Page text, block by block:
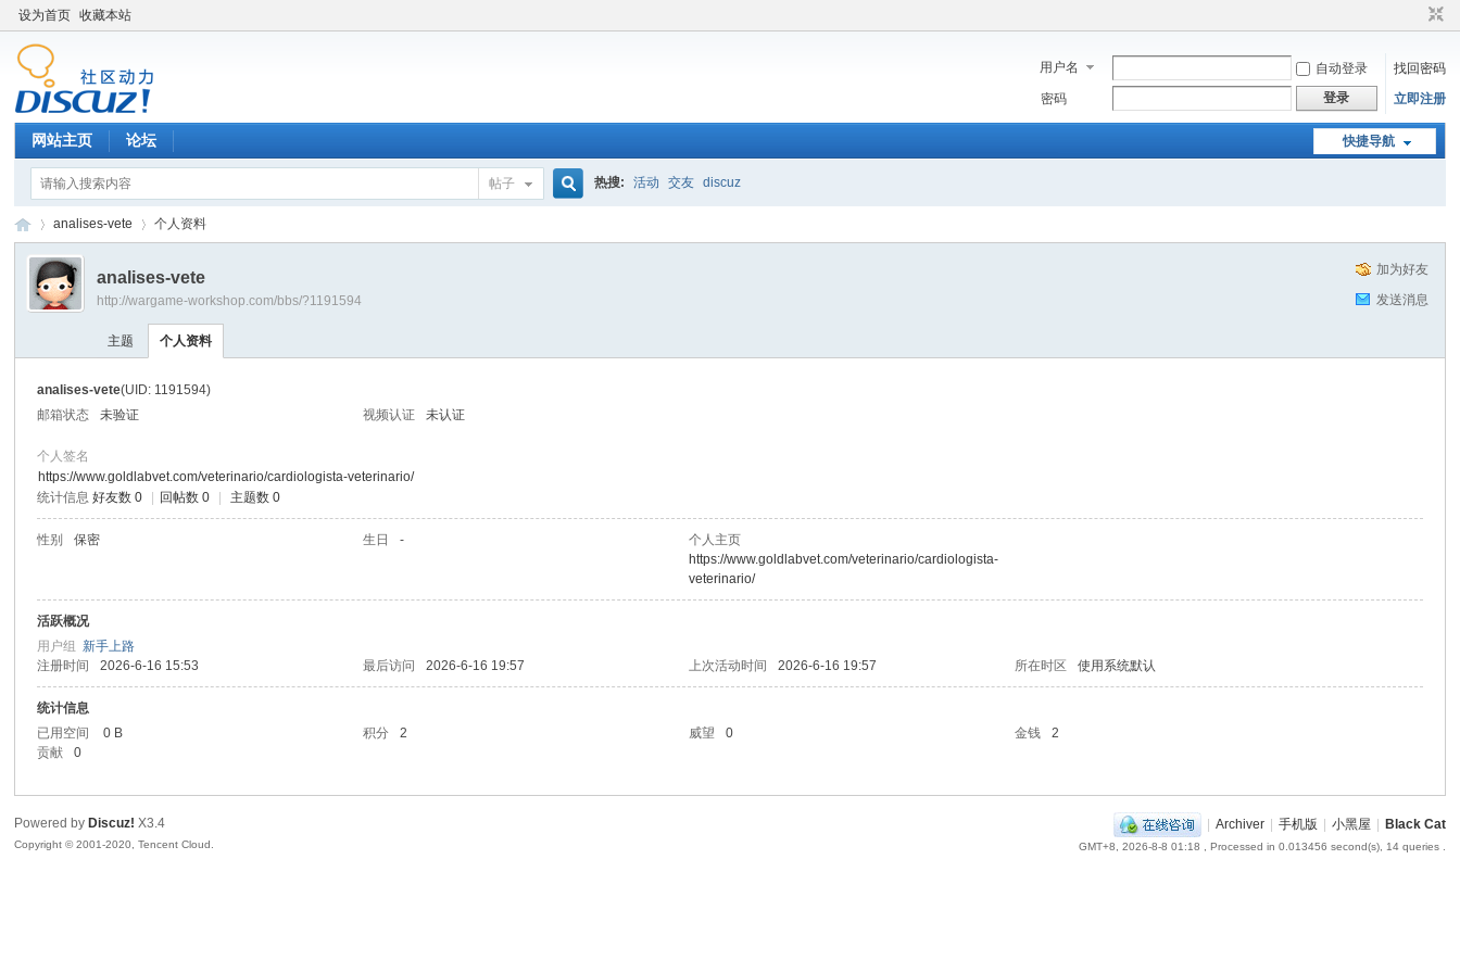
设为首页 收藏本站
用户名 自动登录
找回密码
密码
登录 立即注册
快捷导航
网站主页 论坛
帖子 热搜: 活动 交友 discuz
›
analises-vete 个人资料
加为好友
发送消息
analises-vete
http://wargame-workshop.com/bbs/?1191594
主题 个人资料
analises-vete(UID: 1191594)
邮箱状态
未验证 视频认证 未认证
个人签名
https://www.goldlabvet.com/veterinario/cardiologista-veterinario/
统计信息 好友数 0 回帖数 0 主题数 0
性别 保密 生日 -
个人主页
https://www.goldlabvet.com/veterinario/cardiologista-
veterinario/
活跃概况
用户组新手上路
注册时间
2026-6-16 15:53 最后访问 2026-6-16 19:57 上次活动时间 2026-6-16 19:57 所在时区 使用系统默认
统计信息
已用空间
0 B 积分 2 威望 0 金钱
2
贡献
0
| Archiver | 手机版 | 小黑屋 | Black Cat
GMT+8, 2026-8-8 01:18 , Processed in 0.013456 second(s), 14 queries .
Powered by Discuz! X3.4
Copyright © 2001-2020, Tencent Cloud.